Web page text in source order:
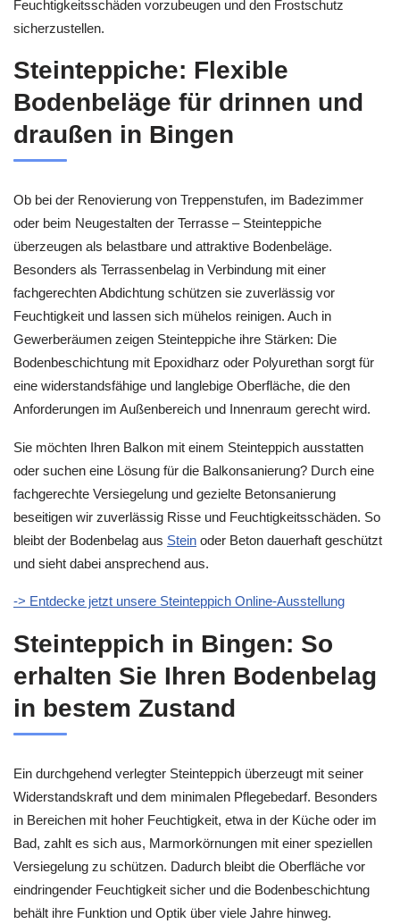
Feuchtigkeitsschäden vorzubeugen und den Frostschutz
sicherzustellen.
Steinteppiche: Flexible
Bodenbeläge für drinnen und
draußen in Bingen
Ob bei der Renovierung von Treppenstufen, im Badezimmer
oder beim Neugestalten der Terrasse – Steinteppiche
überzeugen als belastbare und attraktive Bodenbeläge.
Besonders als Terrassenbelag in Verbindung mit einer
fachgerechten Abdichtung schützen sie zuverlässig vor
Feuchtigkeit und lassen sich mühelos reinigen. Auch in
Gewerberäumen zeigen Steinteppiche ihre Stärken: Die
Bodenbeschichtung mit Epoxidharz oder Polyurethan sorgt für
eine widerstandsfähige und langlebige Oberfläche, die den
Anforderungen im Außenbereich und Innenraum gerecht wird.
Sie möchten Ihren Balkon mit einem Steinteppich ausstatten
oder suchen eine Lösung für die Balkonsanierung? Durch eine
fachgerechte Versiegelung und gezielte Betonsanierung
beseitigen wir zuverlässig Risse und Feuchtigkeitsschäden. So
bleibt der Bodenbelag aus Stein oder Beton dauerhaft geschützt
und sieht dabei ansprechend aus.
-> Entdecke jetzt unsere Steinteppich Online-Ausstellung
Steinteppich in Bingen: So
erhalten Sie Ihren Bodenbelag
in bestem Zustand
Ein durchgehend verlegter Steinteppich überzeugt mit seiner
Widerstandskraft und dem minimalen Pflegebedarf. Besonders
in Bereichen mit hoher Feuchtigkeit, etwa in der Küche oder im
Bad, zahlt es sich aus, Marmorkörnungen mit einer speziellen
Versiegelung zu schützen. Dadurch bleibt die Oberfläche vor
eindringender Feuchtigkeit sicher und die Bodenbeschichtung
behält ihre Funktion und Optik über viele Jahre hinweg.